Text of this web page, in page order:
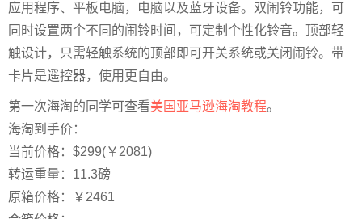
应用程序、平板电脑，电脑以及蓝牙设备。双闹铃功能，可
同时设置两个不同的闹铃时间，可定制个性化铃音。顶部轻
触设计，只需轻触系统的顶部即可开关系统或关闭闹铃。带
卡片是遥控器，使用更自由。
第一次海淘的同学可查看美国亚马逊海淘教程。
海淘到手价：
当前价格：$299(￥2081)
转运重量：11.3磅
原箱价格：￥2461